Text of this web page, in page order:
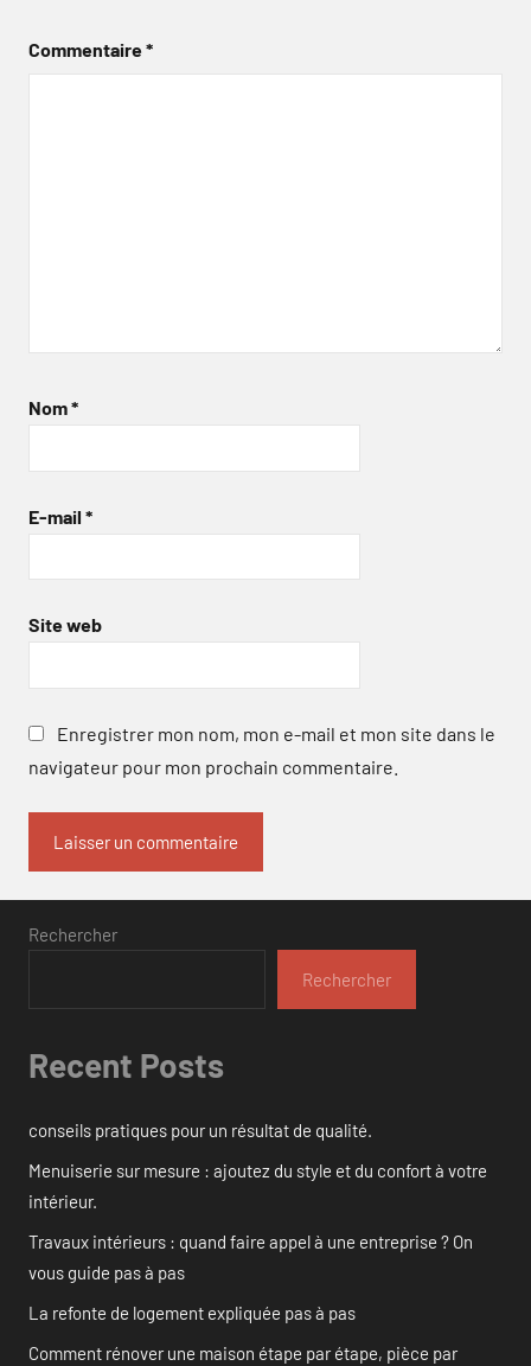
Commentaire*
Nom*
E-mail *
Site web
Enregistrer mon nom, mon e-mail et mon site dans le
navigateur pour mon prochain commentaire.
Rechercher
Rechercher
Recent Posts
conseils pratiques pour un résultat de qualité.
Menuiserie sur mesure : ajoutez du style et du confort à votre
intérieur.
Travaux intérieurs : quand faire appel à une entreprise ? On
vous guide pas à pas
La refonte de logement expliquée pas à pas
Comment rénover une maison étape par étape, pièce par